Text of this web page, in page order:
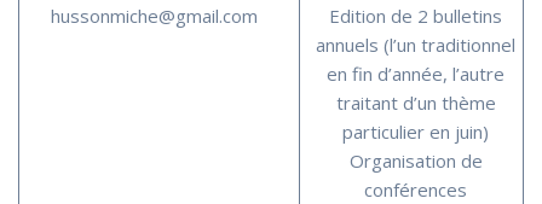
hussonmiche@gmail.com
Edition de 2 bulletins
annuels (l’un traditionnel
en fin d’année, l’autre
traitant d’un thème
particulier en juin)
Organisation de
conférences